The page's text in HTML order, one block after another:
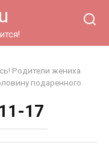
Родители жениха
подаренного
17